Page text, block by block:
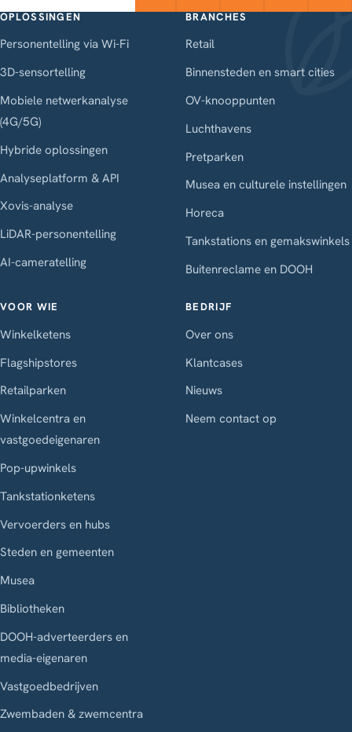
OPLOSSINGEN
Personentelling via Wi-Fi
3D-sensortelling
Mobiele netwerkanalyse
(4G/5G)
Hybride oplossingen
Analyseplatform & API
Xovis-analyse
LiDAR-personentelling
AI-cameratelling
BRANCHES
Retail
Binnensteden en smart cities
OV-knooppunten
Luchthavens
Pretparken
Musea en culturele instellingen
Horeca
Tankstations en gemakswinkels
Buitenreclame en DOOH
VOOR WIE
Winkelketens
Flagshipstores
Retailparken
Winkelcentra en
vastgoedeigenaren
Pop-upwinkels
Tankstationketens
Vervoerders en hubs
Steden en gemeenten
Musea
Bibliotheken
DOOH-adverteerders en
media-eigenaren
Vastgoedbedrijven
Zwembaden & zwemcentra
BEDRIJF
Over ons
Klantcases
Nieuws
Neem contact op